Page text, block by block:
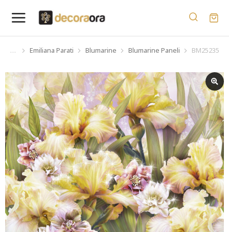
You are here:
Emiliana Parati Blumarine Blumarine Paneli BM25235